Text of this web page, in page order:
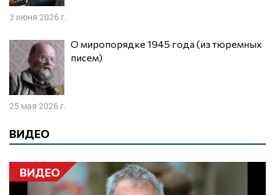
3 июня 2026 г.
О миропорядке 1945 года (из тюремных
писем)
25 мая 2026 г.
ВИДЕО
ВИДЕО